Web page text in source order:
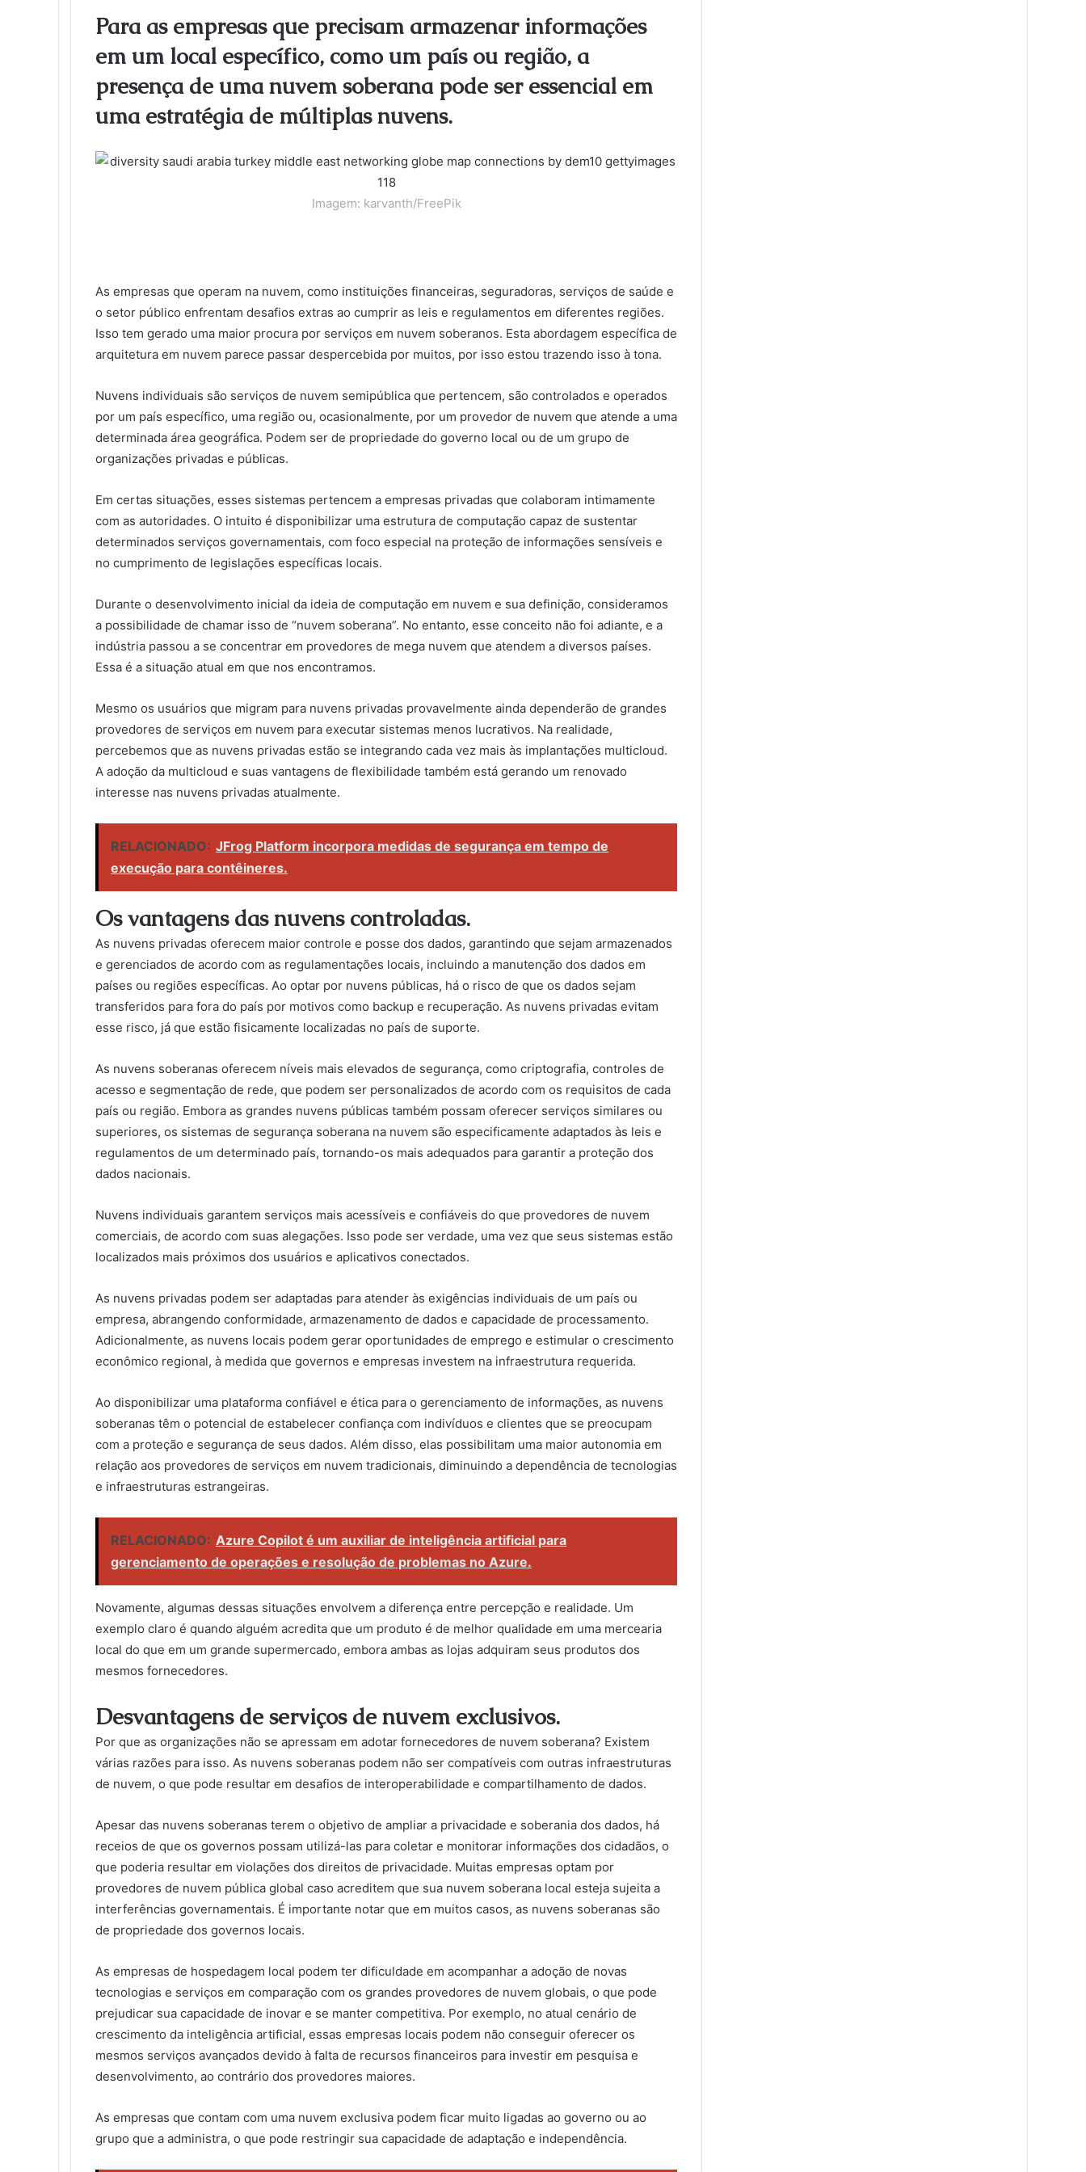
b
o
o
k
t
r
e
d
I
n
e
e
s
t
t
k
k
a
s
n
i
e
Para as empresas que precisam armazenar informações
em um local específico, como um país ou região, a
presença de uma nuvem soberana pode ser essencial em
uma estratégia de múltiplas nuvens.
Imagem: karvanth/FreePik
As empresas que operam na nuvem, como instituições financeiras, seguradoras, serviços de saúde e
o setor público enfrentam desafios extras ao cumprir as leis e regulamentos em diferentes regiões.
Isso tem gerado uma maior procura por serviços em nuvem soberanos. Esta abordagem específica de
arquitetura em nuvem parece passar despercebida por muitos, por isso estou trazendo isso à tona.
Nuvens individuais são serviços de nuvem semipública que pertencem, são controlados e operados
por um país específico, uma região ou, ocasionalmente, por um provedor de nuvem que atende a uma
determinada área geográfica. Podem ser de propriedade do governo local ou de um grupo de
organizações privadas e públicas.
Em certas situações, esses sistemas pertencem a empresas privadas que colaboram intimamente
com as autoridades. O intuito é disponibilizar uma estrutura de computação capaz de sustentar
determinados serviços governamentais, com foco especial na proteção de informações sensíveis e
no cumprimento de legislações específicas locais.
Durante o desenvolvimento inicial da ideia de computação em nuvem e sua definição, consideramos
a possibilidade de chamar isso de “nuvem soberana”. No entanto, esse conceito não foi adiante, e a
indústria passou a se concentrar em provedores de mega nuvem que atendem a diversos países.
Essa é a situação atual em que nos encontramos.
Mesmo os usuários que migram para nuvens privadas provavelmente ainda dependerão de grandes
provedores de serviços em nuvem para executar sistemas menos lucrativos. Na realidade,
percebemos que as nuvens privadas estão se integrando cada vez mais às implantações multicloud.
A adoção da multicloud e suas vantagens de flexibilidade também está gerando um renovado
interesse nas nuvens privadas atualmente.
RELACIONADO: JFrog Platform incorpora medidas de segurança em tempo de
execução para contêineres.
Os vantagens das nuvens controladas.
As nuvens privadas oferecem maior controle e posse dos dados, garantindo que sejam armazenados
e gerenciados de acordo com as regulamentações locais, incluindo a manutenção dos dados em
países ou regiões específicas. Ao optar por nuvens públicas, há o risco de que os dados sejam
transferidos para fora do país por motivos como backup e recuperação. As nuvens privadas evitam
esse risco, já que estão fisicamente localizadas no país de suporte.
As nuvens soberanas oferecem níveis mais elevados de segurança, como criptografia, controles de
acesso e segmentação de rede, que podem ser personalizados de acordo com os requisitos de cada
país ou região. Embora as grandes nuvens públicas também possam oferecer serviços similares ou
superiores, os sistemas de segurança soberana na nuvem são especificamente adaptados às leis e
regulamentos de um determinado país, tornando-os mais adequados para garantir a proteção dos
dados nacionais.
Nuvens individuais garantem serviços mais acessíveis e confiáveis do que provedores de nuvem
comerciais, de acordo com suas alegações. Isso pode ser verdade, uma vez que seus sistemas estão
localizados mais próximos dos usuários e aplicativos conectados.
As nuvens privadas podem ser adaptadas para atender às exigências individuais de um país ou
empresa, abrangendo conformidade, armazenamento de dados e capacidade de processamento.
Adicionalmente, as nuvens locais podem gerar oportunidades de emprego e estimular o crescimento
econômico regional, à medida que governos e empresas investem na infraestrutura requerida.
Ao disponibilizar uma plataforma confiável e ética para o gerenciamento de informações, as nuvens
soberanas têm o potencial de estabelecer confiança com indivíduos e clientes que se preocupam
com a proteção e segurança de seus dados. Além disso, elas possibilitam uma maior autonomia em
relação aos provedores de serviços em nuvem tradicionais, diminuindo a dependência de tecnologias
e infraestruturas estrangeiras.
RELACIONADO: Azure Copilot é um auxiliar de inteligência artificial para
gerenciamento de operações e resolução de problemas no Azure.
Novamente, algumas dessas situações envolvem a diferença entre percepção e realidade. Um
exemplo claro é quando alguém acredita que um produto é de melhor qualidade em uma mercearia
local do que em um grande supermercado, embora ambas as lojas adquiram seus produtos dos
mesmos fornecedores.
Desvantagens de serviços de nuvem exclusivos.
Por que as organizações não se apressam em adotar fornecedores de nuvem soberana? Existem
várias razões para isso. As nuvens soberanas podem não ser compatíveis com outras infraestruturas
de nuvem, o que pode resultar em desafios de interoperabilidade e compartilhamento de dados.
Apesar das nuvens soberanas terem o objetivo de ampliar a privacidade e soberania dos dados, há
receios de que os governos possam utilizá-las para coletar e monitorar informações dos cidadãos, o
que poderia resultar em violações dos direitos de privacidade. Muitas empresas optam por
provedores de nuvem pública global caso acreditem que sua nuvem soberana local esteja sujeita a
interferências governamentais. É importante notar que em muitos casos, as nuvens soberanas são
de propriedade dos governos locais.
As empresas de hospedagem local podem ter dificuldade em acompanhar a adoção de novas
tecnologias e serviços em comparação com os grandes provedores de nuvem globais, o que pode
prejudicar sua capacidade de inovar e se manter competitiva. Por exemplo, no atual cenário de
crescimento da inteligência artificial, essas empresas locais podem não conseguir oferecer os
mesmos serviços avançados devido à falta de recursos financeiros para investir em pesquisa e
desenvolvimento, ao contrário dos provedores maiores.
As empresas que contam com uma nuvem exclusiva podem ficar muito ligadas ao governo ou ao
grupo que a administra, o que pode restringir sua capacidade de adaptação e independência.